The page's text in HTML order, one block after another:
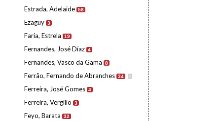
Estrada, Adelaide 58
Ezaguy 3
Faria, Estrela 19
Fernandes, José Díaz 4
Fernandes, Vasco da Gama 8
Ferrão, Fernando de Abranches 34 I
Ferreira, José Gomes 4
Ferreira, Vergílio 3
Feyo, Barata 32